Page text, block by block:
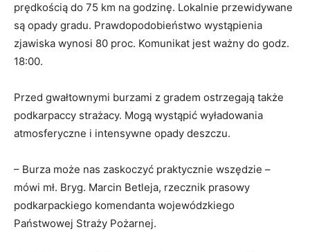
prędkością do 75 km na godzinę. Lokalnie przewidywane
są opady gradu. Prawdopodobieństwo wystąpienia
zjawiska wynosi 80 proc. Komunikat jest ważny do godz.
18:00.
Przed gwałtownymi burzami z gradem ostrzegają także
podkarpaccy strażacy. Mogą wystąpić wyładowania
atmosferyczne i intensywne opady deszczu.
– Burza może nas zaskoczyć praktycznie wszędzie –
mówi mł. Bryg. Marcin Betleja, rzecznik prasowy
podkarpackiego komendanta wojewódzkiego
Państwowej Straży Pożarnej.